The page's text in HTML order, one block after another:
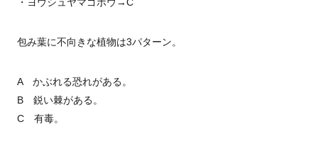
包み葉に不向きな植物は3パターン。
A かぶれる恐れがある。
B 鋭い棘がある。
C 有毒。